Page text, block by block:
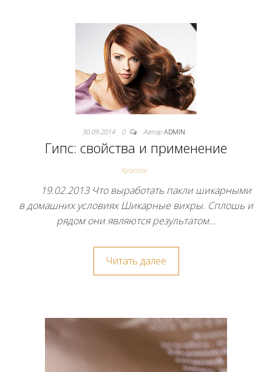
30.09.2014 0 Автор ADMIN
Гипс: свойства и применение
Красота
19.02.2013 Что выработать пакли шикарными
в домашних условиях Шикарные вихры. Сплошь и
рядом они являются результатом…
Читать далее